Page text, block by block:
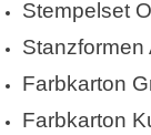
Stempelset
Farbkarton
Farbkarton